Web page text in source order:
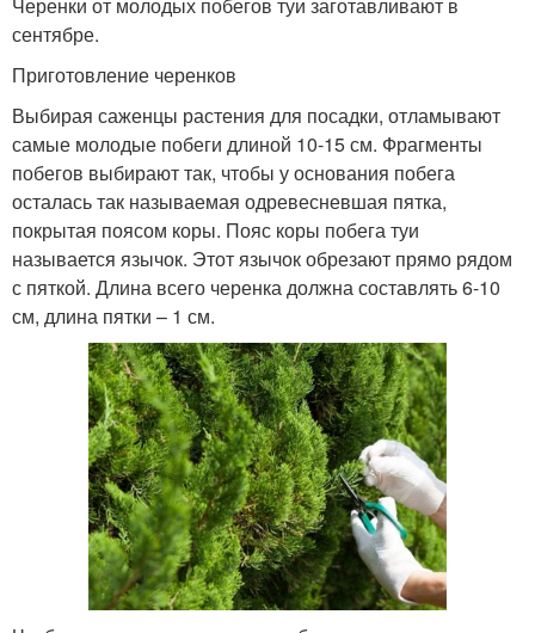
сентябре.
Приготовление черенков
Выбирая саженцы растения для посадки, отламывают
самые молодые побеги длиной 10-15 см. Фрагменты
побегов выбирают так, чтобы у основания побега
осталась так называемая одревесневшая пятка,
покрытая поясом коры. Пояс коры побега туи
называется язычок. Этот язычок обрезают прямо рядом
с пяткой. Длина всего черенка должна составлять 6-10
см, длина пятки – 1 см.